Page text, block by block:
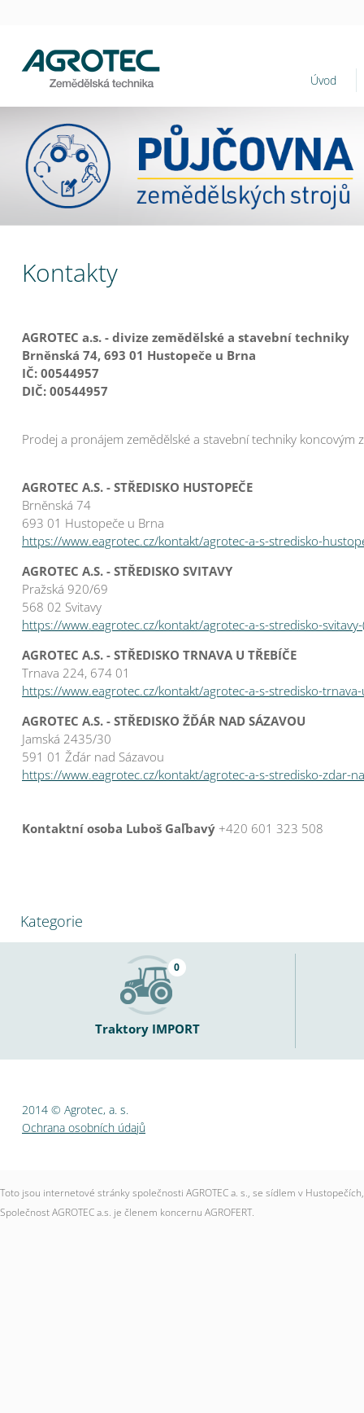
Úvod
Kontakty
AGROTEC a.s. - divize zemědělské a stavební techniky
Brněnská 74, 693 01 Hustopeče u Brna
IČ: 00544957
DIČ: 00544957
Prodej a pronájem zemědělské a stavební techniky
AGROTEC A.S. - STŘEDISKO HUSTOPEČE
Brněnská 74
693 01 Hustopeče u Brna
https://www.eagrotec.cz/kontakt/agrotec-a-s-stredisko-
AGROTEC A.S. - STŘEDISKO SVITAVY
Pražská 920/69
568 02 Svitavy
https://www.eagrotec.cz/kontakt/agrotec-a-s-stredisko-svitavy-
AGROTEC A.S. - STŘEDISKO TRNAVA U TŘEBÍČE
Trnava 224, 674 01
https://www.eagrotec.cz/kontakt/agrotec-a-s-stredisko-
AGROTEC A.S. - STŘEDISKO ŽĎÁR NAD SÁZAVOU
Jamská 2435/30
591 01 Žďár nad Sázavou
https://www.eagrotec.cz/kontakt/agrotec-a-s-stredisko-zdar-
Kontaktní osoba Luboš Gaľbavý +420 601 323 508
Kategorie
Traktory IMPORT
0
2014 © Agrotec, a. s.
Ochrana osobních údajů
Toto jsou internetové stránky společnosti AGROTEC a. s., se sídlem v
Společnost AGROTEC a.s. je členem koncernu AGROFERT.